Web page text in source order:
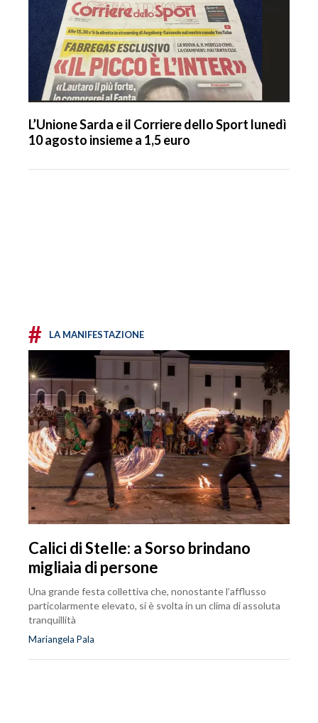
L’Unione Sarda e il Corriere dello Sport lunedì
10 agosto insieme a 1,5 euro
# LA MANIFESTAZIONE
Calici di Stelle: a Sorso brindano
migliaia di persone
Una grande festa collettiva che, nonostante l’afflusso
particolarmente elevato, si è svolta in un clima di assoluta
tranquillità
Mariangela Pala